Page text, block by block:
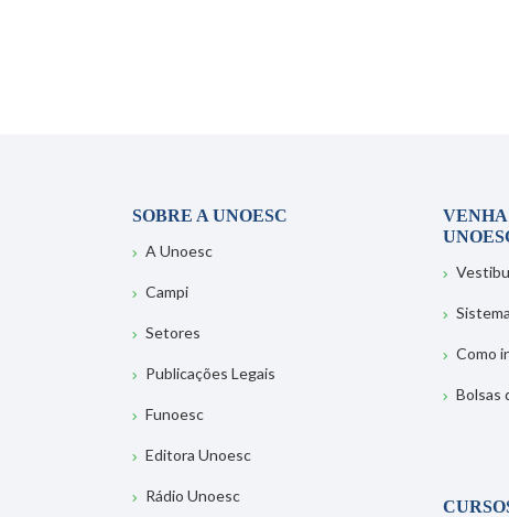
SOBRE A UNOESC
A Unoesc
Campi
Setores
Publicações Legais
Funoesc
Editora Unoesc
Rádio Unoesc
VENHA
Como
Bolsas